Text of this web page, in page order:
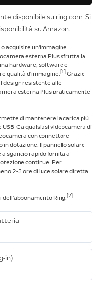
disponibile su ring.com. Si
su Amazon.
acquisire un'immagine
esterna Plus sfrutta la
hardware, software e
qualità d'immagine. [1] Grazie
design resistente alle
esterna Plus praticamente
di mantenere la carica più
C a qualsiasi videocamera di
con connettore
in dotazione. Il pannello solare
sgancio rapido fornita a
continue. Per
2-3 ore di luce solare diretta
dell'abbonamento Ring. [2]
in)